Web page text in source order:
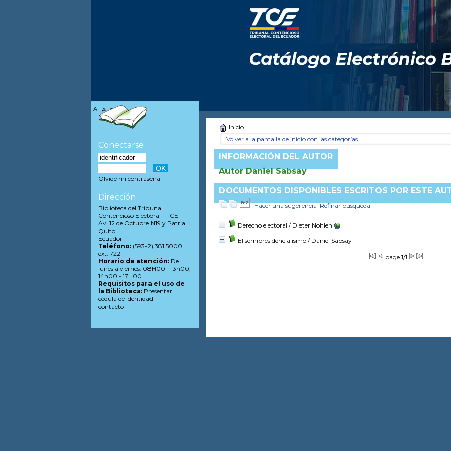
Inicio
Volver a la pantalla de inicio con las categorías...
INFORMACIÓN DEL AUTOR
Autor Daniel Sabsay
DOCUMENTOS DISPONIBLES ESCRITOS POR ESTE
Hacer una sugerencia Refinar búsqueda
Derecho electoral / Dieter Nohlen
El semipresidencialismo/ Daniel Sabsay
page 1/1
A- A A+
Conectarse
Olvidé mi contraseña
Dirección
Biblioteca del Tribunal
Contencioso Electoral - TCE
Av. 12 de Octubre N19 y Patria
Quito
Ecuador
Teléfono:(593-2) 381 5000
ext. 722
Horario de atención:De
lunes a viernes: 08H00 - 13h00,
14h00 - 17H00
Requisitos para el uso de
la Biblioteca:Presentar
cédula de identidad
contacto